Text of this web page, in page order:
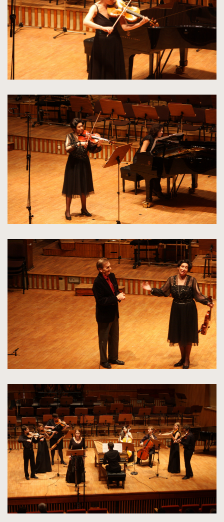
spowoduje
powiększenie
zdjęcia
do
rozmiarów
oryginalnych
spowoduje
powiększenie
zdjęcia
do
rozmiarów
oryginalnych
spowoduje
powiększenie
zdjęcia
do
rozmiarów
oryginalnych